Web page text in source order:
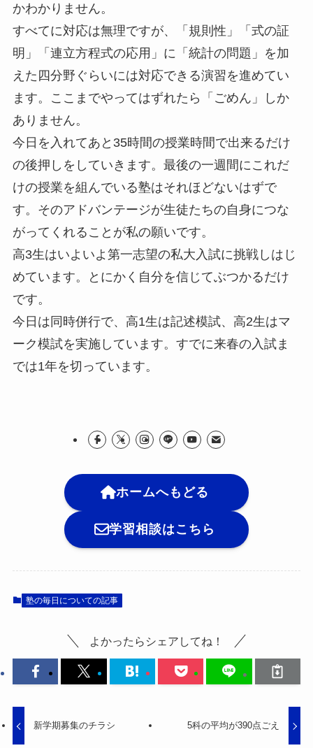
かわかりません。
すべてに対応は無理ですが、「規則性」「式の証
明」「連立方程式の応用」に「統計の問題」を加
えた四分野ぐらいには対応できる演習を進めてい
ます。ここまでやってはずれたら「ごめん」しか
ありません。
今日を入れてあと35時間の授業時間で出来るだけ
の後押しをしていきます。最後の一週間にこれだ
けの授業を組んでいる塾はそれほどないはずで
す。そのアドバンテージが生徒たちの自身につな
がってくれることが私の願いです。
高3生はいよいよ第一志望の私大入試に挑戦しはじ
めています。とにかく自分を信じてぶつかるだけ
です。
今日は同時併行で、高1生は記述模試、高2生はマ
ーク模試を実施しています。すでに来春の入試ま
では1年を切っています。
ホームへもどる
学習相談はこちら
塾の毎日についての記事
よかったらシェアしてね！
新学期募集のチラシ 5科の平均が390点ごえ